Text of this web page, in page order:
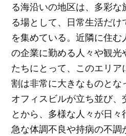
る海沿いの地区は、多彩な
る場として、日常生活だけ
を集めている。近隣に住む
の企業に勤める人々や観光
たちにとって、このエリ
割は非常に大きなものとな
オフィスビルが立ち並び、
とから、多様な人々が日々
急な体調不良や持病の不調